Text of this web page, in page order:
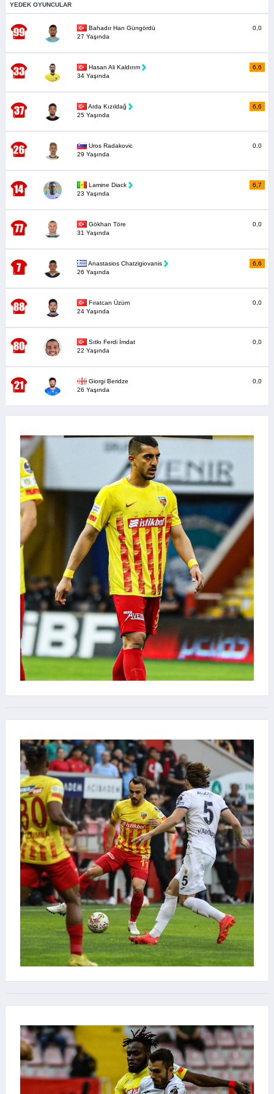
YEDEK OYUNCULAR
Bahadır Han Güngördü
27 Yaşında
0,0
Hasan Ali Kaldırım
34 Yaşında
6,6
Arda Kızıldağ
25 Yaşında
6,6
Uros Radakovic
29 Yaşında
0,0
Lamine Diack
23 Yaşında
6,7
Gökhan Töre
31 Yaşında
0,0
Anastasios Chatzigiovanis
26 Yaşında
6,6
Fıratcan Üzüm
24 Yaşında
0,0
Sıtkı Ferdi İmdat
22 Yaşında
0,0
Giorgi Beridze
26 Yaşında
0,0